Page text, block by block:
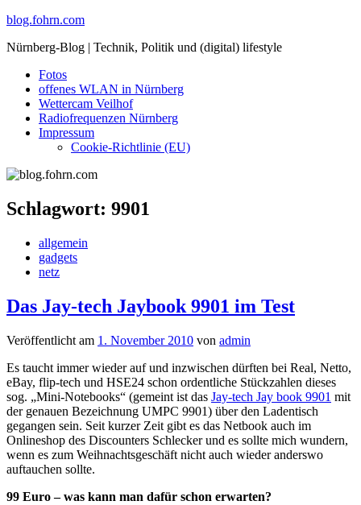
Skip
content
blog.fohrn.com
Nürnberg-Blog | Technik, Politik und (digital) lifestyle
Fotos
offenes WLAN in Nürnberg
Wettercam Veilhof
Radiofrequenzen Nürnberg
Impressum
Cookie-Richtlinie (EU)
Schlagwort: 9901
allgemein
gadgets
netz
Das Jay-tech Jaybook 9901 im Test
Veröffentlicht am 1. November 2010 von admin
Es taucht immer wieder auf und inzwischen dürften bei Real, Netto,
eBay, flip-tech und HSE24 schon ordentliche Stückzahlen dieses
sog. „Mini-Notebooks“ (gemeint ist das Jay-tech Jay book 9901 mit
der genauen Bezeichnung UMPC 9901) über den Ladentisch
gegangen sein. Seit kurzer Zeit gibt es das Netbook auch im
Onlineshop des Discounters Schlecker und es sollte mich wundern,
wenn es zum Weihnachtsgeschäft nicht auch wieder anderswo
auftauchen sollte.
99 Euro – was kann man dafür schon erwarten?